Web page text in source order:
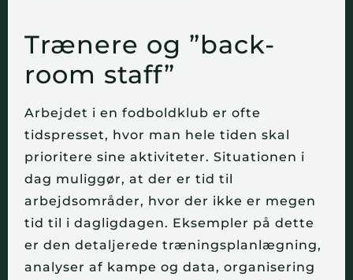
Trænere og ”back-
room staff”
Arbejdet i en fodboldklub er ofte
tidspresset, hvor man hele tiden skal
prioritere sine aktiviteter. Situationen i
dag muliggør, at der er tid til
arbejdsområder, hvor der ikke er megen
tid til i dagligdagen. Eksempler på dette
er den detaljerede træningsplanlægning,
analyser af kampe og data, organisering